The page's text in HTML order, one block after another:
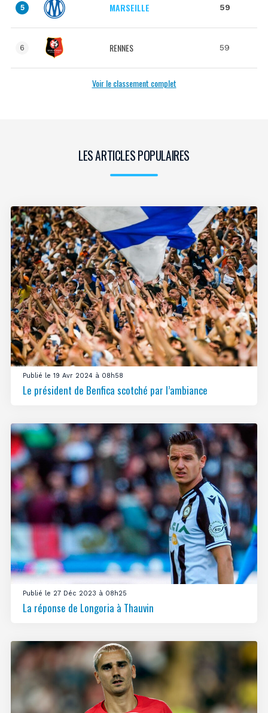
5 MARSEILLE 59
6 RENNES 59
Voir le classement complet
LES ARTICLES POPULAIRES
Publié le 19 Avr 2024 à 08h58
Le président de Benfica scotché par l’ambiance
Publié le 27 Déc 2023 à 08h25
La réponse de Longoria à Thauvin